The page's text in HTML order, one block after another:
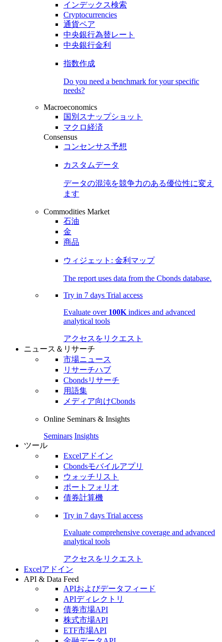
インデックス検索
Cryptocurrencies
通貨ペア
中央銀行為替レート
中央銀行金利
指数作成
Do you need a benchmark for your specific
needs?
Macroeconomics
国別スナップショット
マクロ経済
Consensus
コンセンサス予想
カスタムデータ
データの混沌を競争力のある優位性に変え
ます
Commodities Market
石油
金
商品
ウィジェット: 金利マップ
The report uses data from the Cbonds database.
Try in 7 days Trial access
Evaluate over 100K indices and advanced
analytical tools
アクセスをリクエスト
ニュース＆リサーチ
市場ニュース
リサーチハブ
Cbondsリサーチ
用語集
メディア向けCbonds
Online Seminars & Insights
Seminars Insights
ツール
Excelアドイン
Cbondsモバイルアプリ
ウォッチリスト
ポートフォリオ
債券計算機
Try in 7 days Trial access
Evaluate comprehensive coverage and advanced
analytical tools
アクセスをリクエスト
Excelアドイン
API & Data Feed
APIおよびデータフィード
APIディレクトリ
債券市場API
株式市場API
ETF市場API